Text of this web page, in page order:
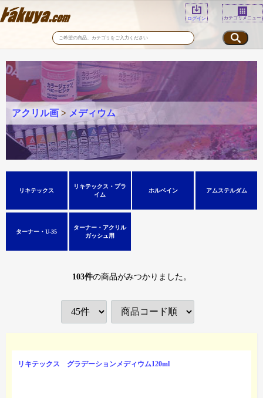
ログイン カテゴリメニュー
アクリル画 > メディウム
リキテックス
リキテックス・プラ
イム
ホルベイン アムステルダム
ターナー・U-35
ターナー・アクリル
ガッシュ用
103件の商品がみつかりました。
リキテックス グラデーションメディウム120ml